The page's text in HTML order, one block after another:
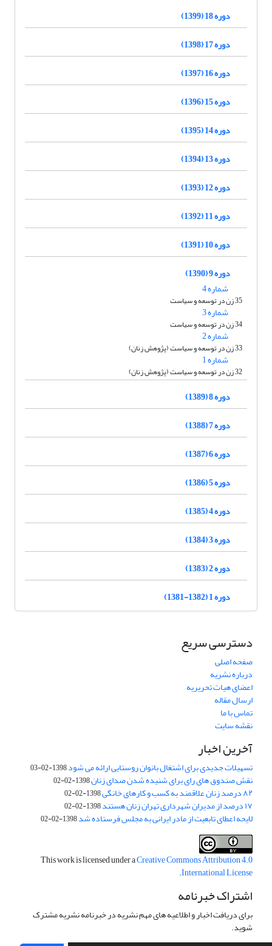
دوره 18 (1399)
دوره 17 (1398)
دوره 16 (1397)
دوره 15 (1396)
دوره 14 (1395)
دوره 13 (1394)
دوره 12 (1393)
دوره 11 (1392)
دوره 10 (1391)
دوره 9 (1390)
شماره 4
35 زن در توسعه و سیاست
شماره 3
34 زن در توسعه و سیاست
شماره 2
33 زن در توسعه و سیاست (پژوهش زنان)
شماره 1
32 زن در توسعه و سیاست (پژوهش زنان)
دوره 8 (1389)
دوره 7 (1388)
دوره 6 (1387)
دوره 5 (1386)
دوره 4 (1385)
دوره 3 (1384)
دوره 2 (1383)
دوره 1 (1382-1381)
دسترسی سریع
صفحه اصلی
درباره نشریه
اعضای هیات تحریریه
ارسال مقاله
تماس با ما
نقشه سایت
آخرین اخبار
تسهیلات جدیدی برای اشتغال بانوان روستایی ارائه می شود1398-02-03
نقش صندوق های رای برای شنیده شدن صدای زنان1398-02-02
۸۲ درصد زنان علاقمند به کسب و کارهای خانگی 1398-02-02
۱۷ درصد از مدیران شهرداری تهران زنان هستند 1398-02-02
لایحه اعطای تابعیت از مادر ایرانی به مجلس فرستاده شد1398-02-02
This work is licensed under aCreative Commons Attribution 4.0
International License
.
اشتراک خبرنامه
برای دریافت اخبار و اطلاعیه های مهم نشریه در خبرنامه نشریه مشترک
شوید.